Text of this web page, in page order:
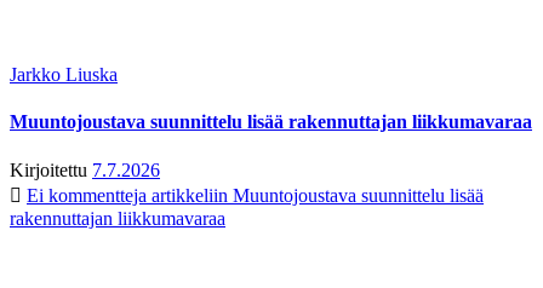
Jarkko Liuska
Muuntojoustava suunnittelu lisää rakennuttajan liikkumavaraa
Kirjoitettu 7.7.2026
Ei kommentteja artikkeliin Muuntojoustava suunnittelu lisää
rakennuttajan liikkumavaraa